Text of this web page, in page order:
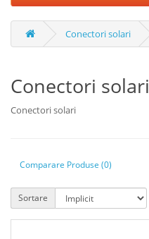
Conectori solari
Conectori solari
Conectori solari
Comparare Produse (0)
Sortare